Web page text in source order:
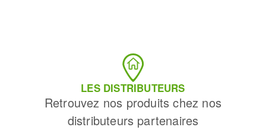
LES DISTRIBUTEURS
Retrouvez nos produits chez nos
distributeurs partenaires